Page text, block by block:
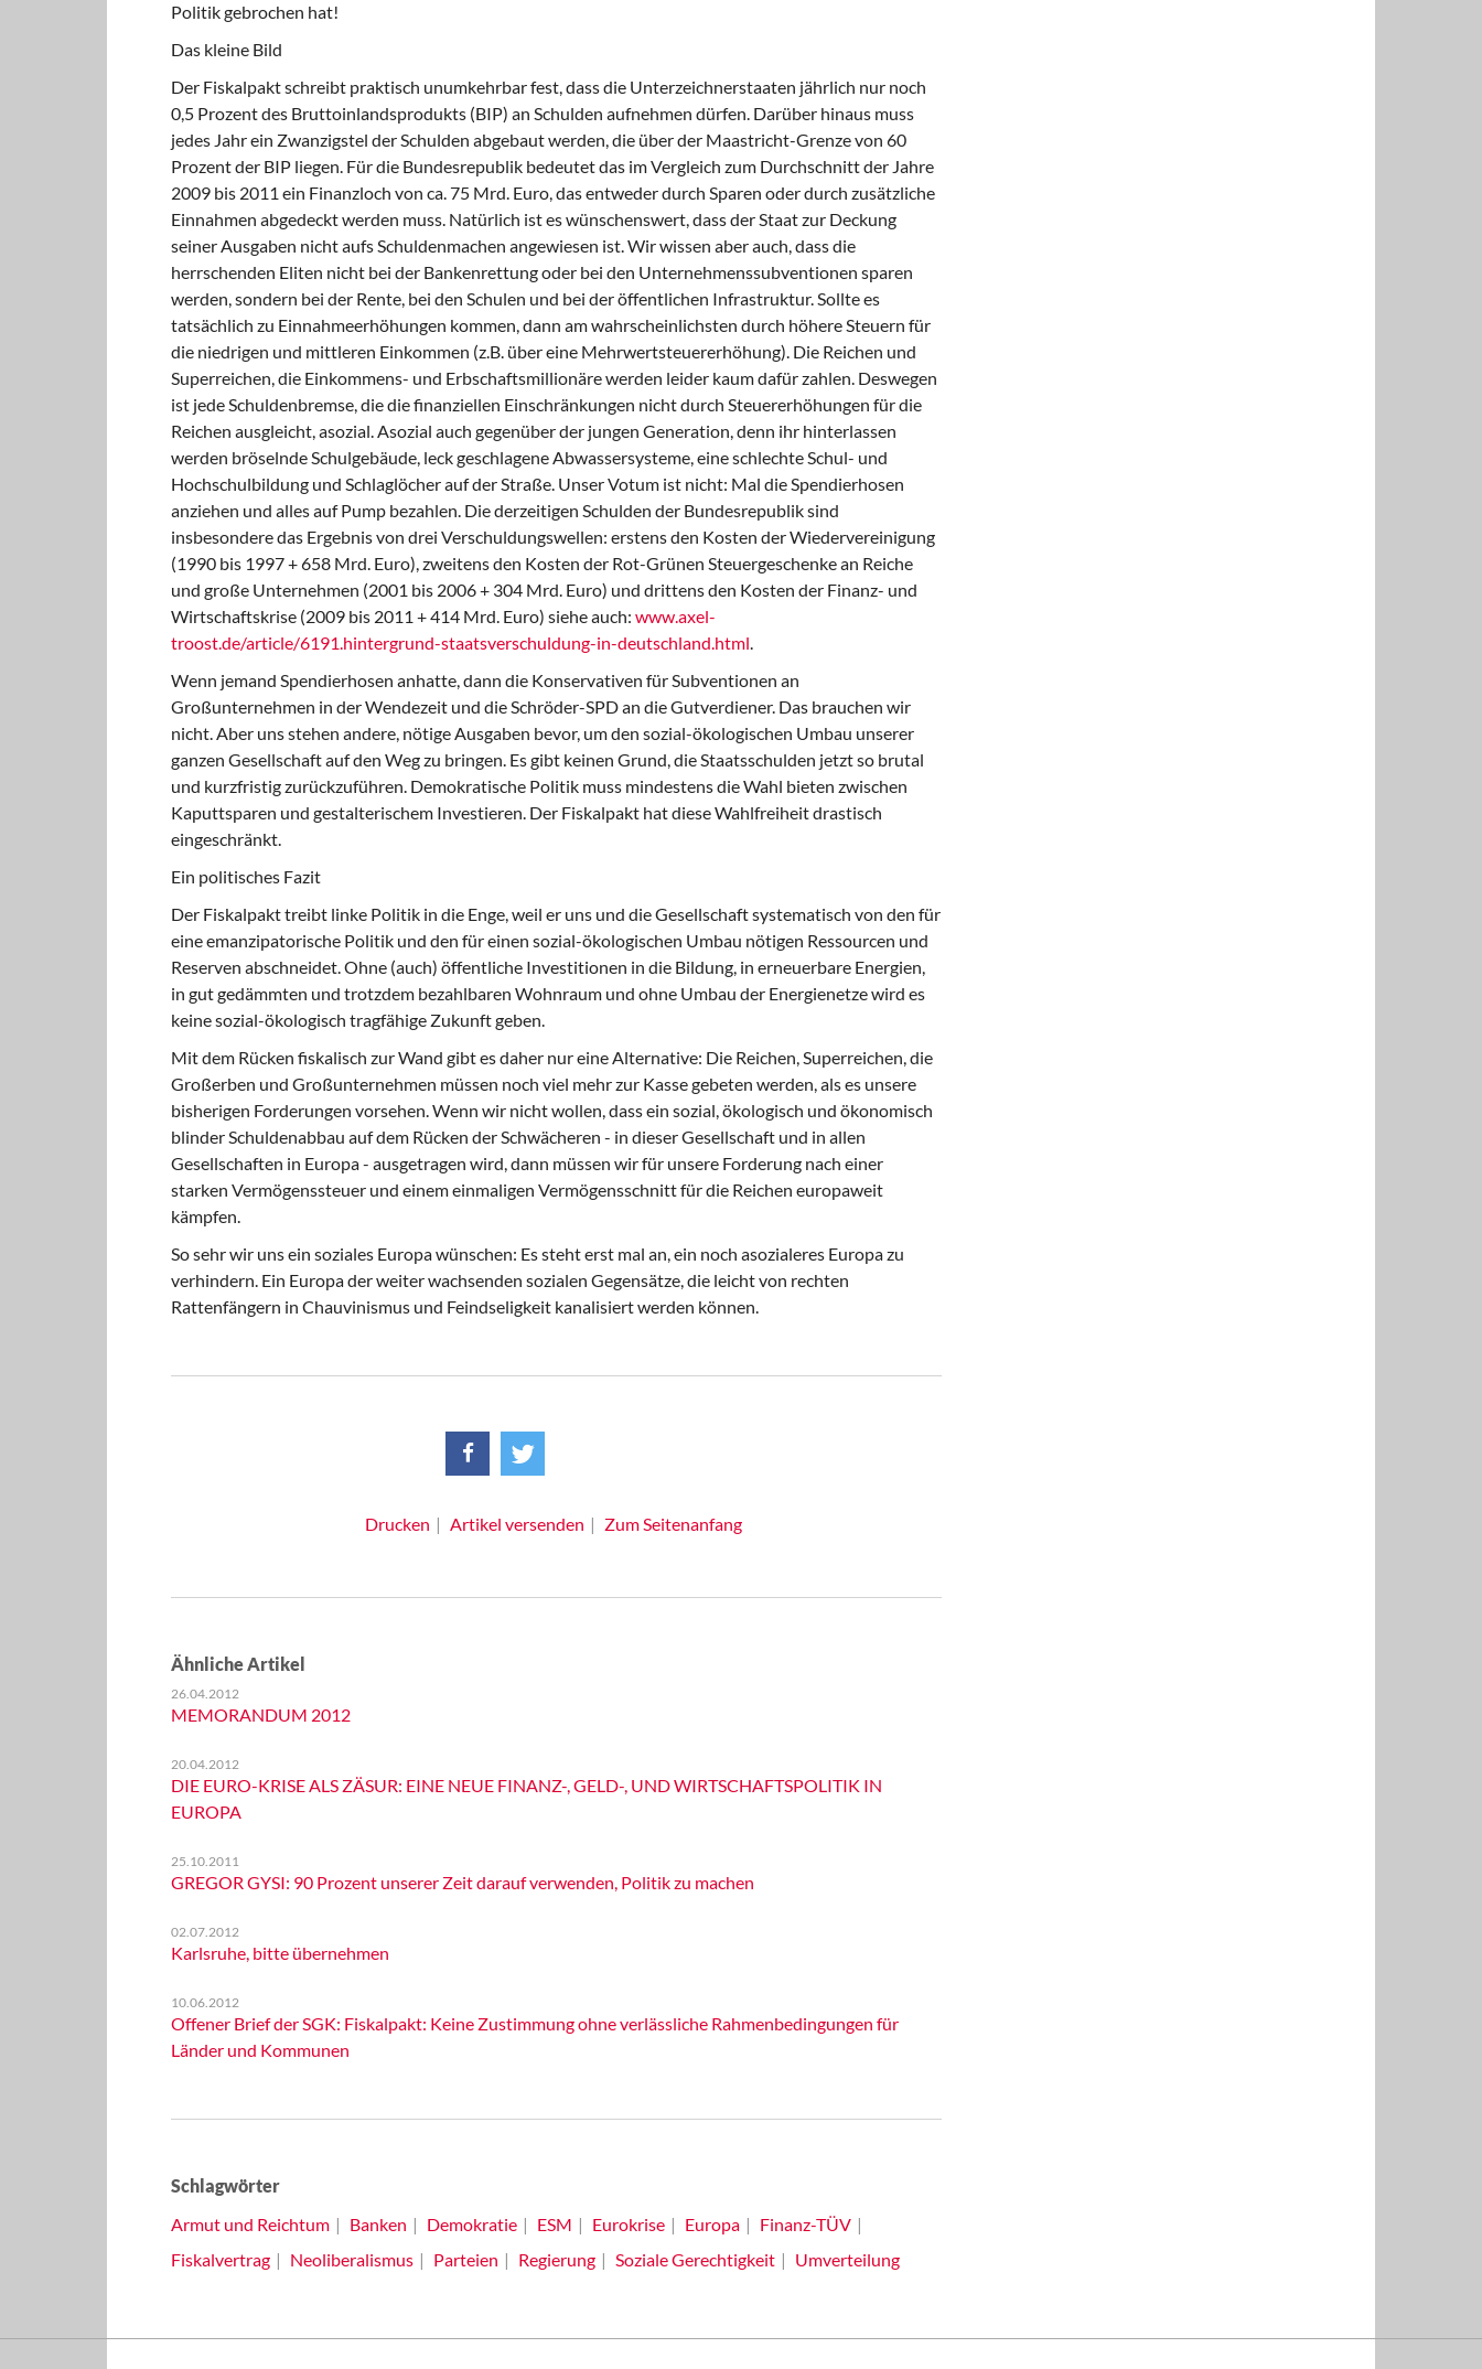
Politik gebrochen hat!
Das kleine Bild
Der Fiskalpakt schreibt praktisch unumkehrbar fest, dass die Unterzeichnerstaaten jährlich nur noch
0,5 Prozent des Bruttoinlandsprodukts (BIP) an Schulden aufnehmen dürfen. Darüber hinaus muss
jedes Jahr ein Zwanzigstel der Schulden abgebaut werden, die über der Maastricht-Grenze von 60
Prozent der BIP liegen. Für die Bundesrepublik bedeutet das im Vergleich zum Durchschnitt der Jahre
2009 bis 2011 ein Finanzloch von ca. 75 Mrd. Euro, das entweder durch Sparen oder durch zusätzliche
Einnahmen abgedeckt werden muss. Natürlich ist es wünschenswert, dass der Staat zur Deckung
seiner Ausgaben nicht aufs Schuldenmachen angewiesen ist. Wir wissen aber auch, dass die
herrschenden Eliten nicht bei der Bankenrettung oder bei den Unternehmenssubventionen sparen
werden, sondern bei der Rente, bei den Schulen und bei der öffentlichen Infrastruktur. Sollte es
tatsächlich zu Einnahmeerhöhungen kommen, dann am wahrscheinlichsten durch höhere Steuern für
die niedrigen und mittleren Einkommen (z.B. über eine Mehrwertsteuererhöhung). Die Reichen und
Superreichen, die Einkommens- und Erbschaftsmillionäre werden leider kaum dafür zahlen. Deswegen
ist jede Schuldenbremse, die die finanziellen Einschränkungen nicht durch Steuererhöhungen für die
Reichen ausgleicht, asozial. Asozial auch gegenüber der jungen Generation, denn ihr hinterlassen
werden bröselnde Schulgebäude, leck geschlagene Abwassersysteme, eine schlechte Schul- und
Hochschulbildung und Schlaglöcher auf der Straße. Unser Votum ist nicht: Mal die Spendierhosen
anziehen und alles auf Pump bezahlen. Die derzeitigen Schulden der Bundesrepublik sind
insbesondere das Ergebnis von drei Verschuldungswellen: erstens den Kosten der Wiedervereinigung
(1990 bis 1997 + 658 Mrd. Euro), zweitens den Kosten der Rot-Grünen Steuergeschenke an Reiche
und große Unternehmen (2001 bis 2006 + 304 Mrd. Euro) und drittens den Kosten der Finanz- und
Wirtschaftskrise (2009 bis 2011 + 414 Mrd. Euro) siehe auch: www.axel-
troost.de/article/6191.hintergrund-staatsverschuldung-in-deutschland.html.
Wenn jemand Spendierhosen anhatte, dann die Konservativen für Subventionen an
Großunternehmen in der Wendezeit und die Schröder-SPD an die Gutverdiener. Das brauchen wir
nicht. Aber uns stehen andere, nötige Ausgaben bevor, um den sozial-ökologischen Umbau unserer
ganzen Gesellschaft auf den Weg zu bringen. Es gibt keinen Grund, die Staatsschulden jetzt so brutal
und kurzfristig zurückzuführen. Demokratische Politik muss mindestens die Wahl bieten zwischen
Kaputtsparen und gestalterischem Investieren. Der Fiskalpakt hat diese Wahlfreiheit drastisch
eingeschränkt.
Ein politisches Fazit
Der Fiskalpakt treibt linke Politik in die Enge, weil er uns und die Gesellschaft systematisch von den für
eine emanzipatorische Politik und den für einen sozial-ökologischen Umbau nötigen Ressourcen und
Reserven abschneidet. Ohne (auch) öffentliche Investitionen in die Bildung, in erneuerbare Energien,
in gut gedämmten und trotzdem bezahlbaren Wohnraum und ohne Umbau der Energienetze wird es
keine sozial-ökologisch tragfähige Zukunft geben.
Mit dem Rücken fiskalisch zur Wand gibt es daher nur eine Alternative: Die Reichen, Superreichen, die
Großerben und Großunternehmen müssen noch viel mehr zur Kasse gebeten werden, als es unsere
bisherigen Forderungen vorsehen. Wenn wir nicht wollen, dass ein sozial, ökologisch und ökonomisch
blinder Schuldenabbau auf dem Rücken der Schwächeren - in dieser Gesellschaft und in allen
Gesellschaften in Europa - ausgetragen wird, dann müssen wir für unsere Forderung nach einer
starken Vermögenssteuer und einem einmaligen Vermögensschnitt für die Reichen europaweit
kämpfen.
So sehr wir uns ein soziales Europa wünschen: Es steht erst mal an, ein noch asozialeres Europa zu
verhindern. Ein Europa der weiter wachsenden sozialen Gegensätze, die leicht von rechten
Rattenfängern in Chauvinismus und Feindseligkeit kanalisiert werden können.
Drucken Artikel versenden Zum Seitenanfang
Ähnliche Artikel
26.04.2012
MEMORANDUM 2012
20.04.2012
DIE EURO-KRISE ALS ZÄSUR: EINE NEUE FINANZ-, GELD-, UND WIRTSCHAFTSPOLITIK IN
EUROPA
25.10.2011
GREGOR GYSI: 90 Prozent unserer Zeit darauf verwenden, Politik zu machen
02.07.2012
Karlsruhe, bitte übernehmen
10.06.2012
Offener Brief der SGK: Fiskalpakt: Keine Zustimmung ohne verlässliche Rahmenbedingungen für
Länder und Kommunen
Schlagwörter
Armut und Reichtum
Banken Demokratie ESM Eurokrise Europa
Finanz-TÜV
Fiskalvertrag
Neoliberalismus Parteien Regierung Soziale Gerechtigkeit Umverteilung